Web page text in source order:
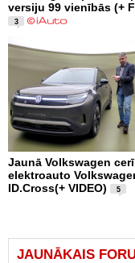
versiju 99 vienībās (+
3
Jaunā Volkswagen
elektroauto
ID.Cross(+ VIDEO)
5
JAUNĀKAIS